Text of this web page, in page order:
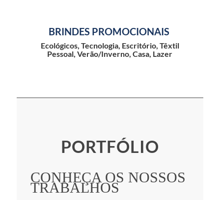
BRINDES PROMOCIONAIS
Ecológicos, Tecnologia, Escritório, Têxtil
Pessoal, Verão/Inverno, Casa, Lazer
PORTFÓLIO
CONHEÇA OS NOSSOS
TRABALHOS